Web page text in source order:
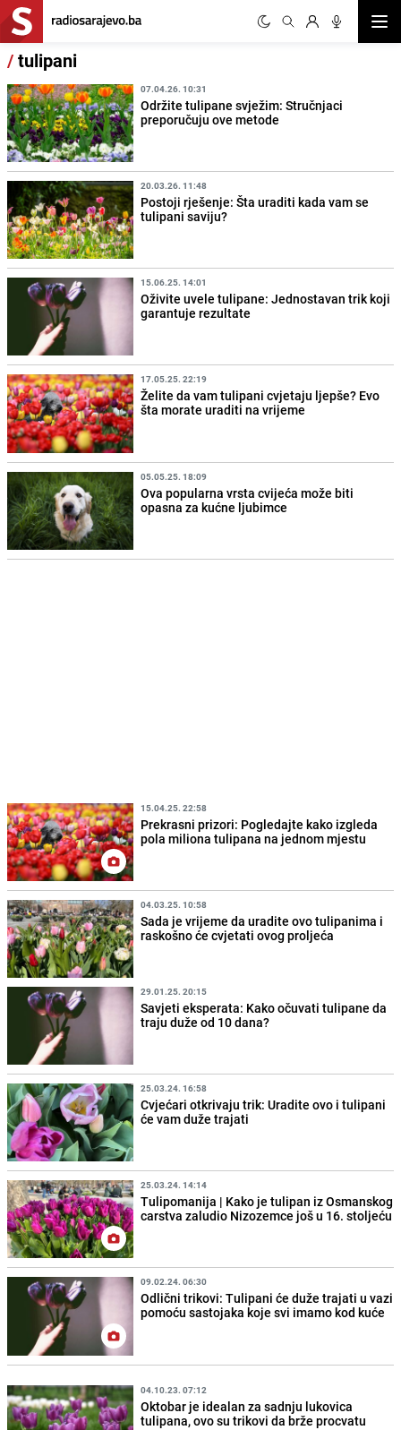
/tulipani
07.04.26. 10:31
Održite tulipane svježim: Stručnjaci
preporučuju ove metode
20.03.26. 11:48
Postoji rješenje: Šta uraditi kada vam se
tulipani saviju?
15.06.25. 14:01
Oživite uvele tulipane: Jednostavan trik koji
garantuje rezultate
17.05.25. 22:19
Želite da vam tulipani cvjetaju ljepše? Evo
šta morate uraditi na vrijeme
05.05.25. 18:09
Ova popularna vrsta cvijeća može biti
opasna za kućne ljubimce
15.04.25. 22:58
Prekrasni prizori: Pogledajte kako izgleda
pola miliona tulipana na jednom mjestu
04.03.25. 10:58
Sada je vrijeme da uradite ovo tulipanima i
raskošno će cvjetati ovog proljeća
29.01.25. 20:15
Savjeti eksperata: Kako očuvati tulipane da
traju duže od 10 dana?
25.03.24. 16:58
Cvjećari otkrivaju trik: Uradite ovo i tulipani
će vam duže trajati
25.03.24. 14:14
Tulipomanija | Kako je tulipan iz Osmanskog
carstva zaludio Nizozemce još u 16. stoljeću
09.02.24. 06:30
Odlični trikovi: Tulipani će duže trajati u vazi
pomoću sastojaka koje svi imamo kod kuće
04.10.23. 07:12
Oktobar je idealan za sadnju lukovica
tulipana, ovo su trikovi da brže procvatu